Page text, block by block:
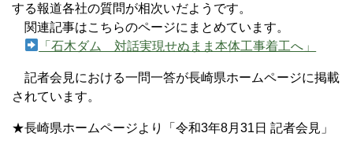
する報道各社の質問が相次いだようです。
関連記事はこちらのページにまとめています。
「石木ダム 対話実現せぬまま本体工事着工へ」
記者会見における一問一答が長崎県ホームページに掲載
されています。
★長崎県ホームページより「令和3年8月31日 記者会見」